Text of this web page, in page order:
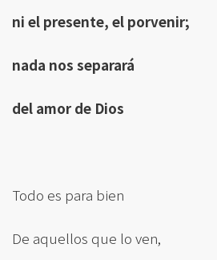
Parroquia Padre Alberto
CAMPAÑA 1%
CORONAS DE CARIDAD
ni el presente, el porvenir;
nada nos separará
del amor de Dios
Todo es para bien
De aquellos que lo ven,